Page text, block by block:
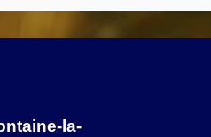
la-